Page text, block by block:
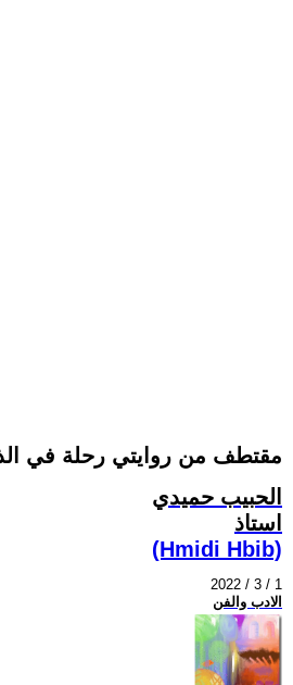
مقتطف من روايتي رحلة في
الحبيب حميدي
استاذ
(Hmidi Hbib)
2022 / 3 / 1
الادب والفن